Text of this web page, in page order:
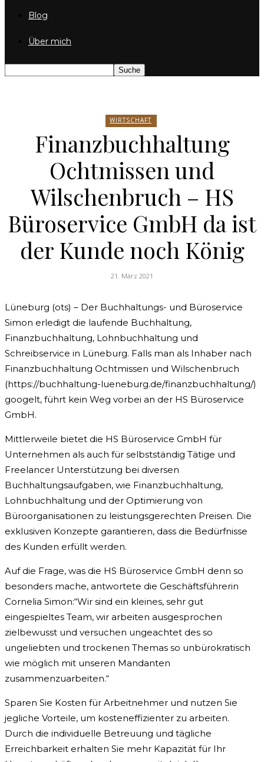
Blog
Über mich
WIRTSCHAFT
Finanzbuchhaltung
Ochtmissen und
Wilschenbruch – HS
Büroservice GmbH da ist
der Kunde noch König
21. März 2021
Lüneburg (ots) – Der Buchhaltungs- und Büroservice
Simon erledigt die laufende Buchhaltung,
Finanzbuchhaltung, Lohnbuchhaltung und
Schreibservice in Lüneburg. Falls man als Inhaber nach
Finanzbuchhaltung Ochtmissen und Wilschenbruch
(https://buchhaltung-lueneburg.de/finanzbuchhaltung/)
googelt, führt kein Weg vorbei an der HS Büroservice
GmbH.
Mittlerweile bietet die HS Büroservice GmbH für
Unternehmen als auch für selbstständig Tätige und
Freelancer Unterstützung bei diversen
Buchhaltungsaufgaben, wie Finanzbuchhaltung,
Lohnbuchhaltung und der Optimierung von
Büroorganisationen zu leistungsgerechten Preisen. Die
exklusiven Konzepte garantieren, dass die Bedürfnisse
des Kunden erfüllt werden.
Auf die Frage, was die HS Büroservice GmbH denn so
besonders mache, antwortete die Geschäftsführerin
Cornelia Simon:“Wir sind ein kleines, sehr gut
eingespieltes Team, wir arbeiten ausgesprochen
zielbewusst und versuchen ungeachtet des so
ungeliebten und trockenen Themas so unbürokratisch
wie möglich mit unseren Mandanten
zusammenzuarbeiten.“
Sparen Sie Kosten für Arbeitnehmer und nutzen Sie
jegliche Vorteile, um kosteneffizienter zu arbeiten.
Durch die individuelle Betreuung und tägliche
Erreichbarkeit erhalten Sie mehr Kapazität für Ihr